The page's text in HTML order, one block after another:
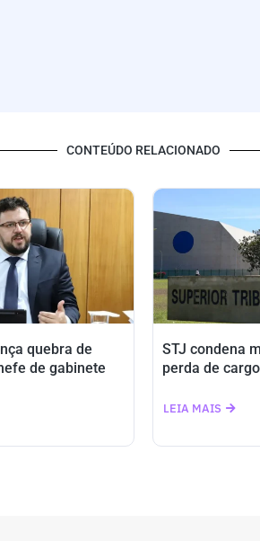
CONTEÚDO RELACIONADO
quebra de
de gabinete
STJ condena
perda de
LEIA MAIS